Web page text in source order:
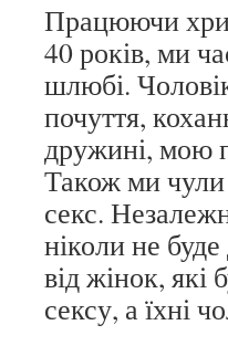
Працюючи
40 років, ми
шлюбі.
почуття,
дружині, мою
Також ми чули
секс.
ніколи не
від жінок,
сексу, а їхні